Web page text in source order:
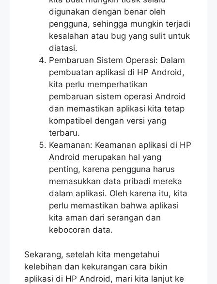
digunakan dengan benar oleh
pengguna, sehingga mungkin terjadi
kesalahan atau bug yang sulit untuk
diatasi.
Pembaruan Sistem Operasi: Dalam
pembuatan aplikasi di HP Android,
kita perlu memperhatikan
pembaruan sistem operasi Android
dan memastikan aplikasi kita tetap
kompatibel dengan versi yang
terbaru.
Keamanan: Keamanan aplikasi di HP
Android merupakan hal yang
penting, karena pengguna harus
memasukkan data pribadi mereka
dalam aplikasi. Oleh karena itu, kita
perlu memastikan bahwa aplikasi
kita aman dari serangan dan
kebocoran data.
Sekarang, setelah kita mengetahui
kelebihan dan kekurangan cara bikin
aplikasi di HP Android, mari kita lanjut ke